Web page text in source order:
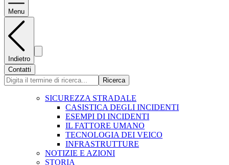
Menu
Indietro
Contatti
Ricerca
SICUREZZA STRADALE
CASISTICA DEGLI INCIDENTI
ESEMPI DI INCIDENTI
IL FATTORE UMANO
TECNOLOGIA DEI VEICO
INFRASTRUTTURE
NOTIZIE E AZIONI
STORIA